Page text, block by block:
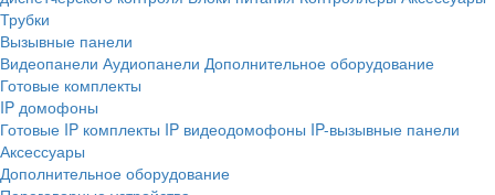
Трубки
Вызывные панели
Видеопанели Аудиопанели Дополнительное оборудование
Готовые комплекты
IP домофоны
Готовые IP комплекты IP видеодомофоны IP-вызывные панели
Аксессуары
Дополнительное оборудование